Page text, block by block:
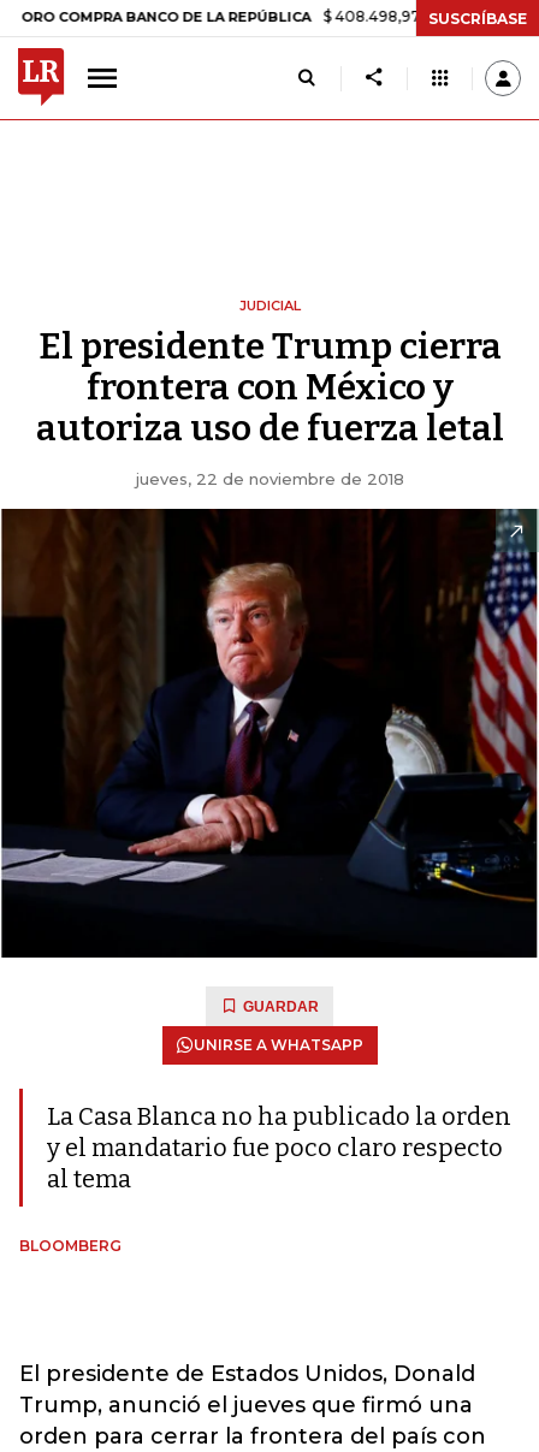
BANCO DE LA REPÚBLICA $ 408.498,97 +$ 8.753,81 +2,19%
SUSCRÍBASE
JUDICIAL
El presidente Trump cierra
frontera con México y
autoriza uso de fuerza letal
jueves, 22 de noviembre de 2018
GUARDAR
UNIRSE A WHATSAPP
La Casa Blanca no ha publicado la orden
y el mandatario fue poco claro respecto
al tema
BLOOMBERG
El presidente de Estados Unidos, Donald
Trump, anunció el jueves que firmó una
orden para cerrar la frontera del país con